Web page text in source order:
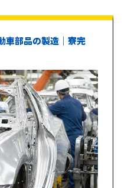
車部品の製造｜寮完